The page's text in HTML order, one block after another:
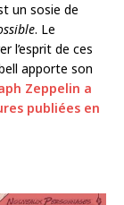
un sosie de
. Le
l’esprit de ces
apporte son
Zeppelin a
publiées en